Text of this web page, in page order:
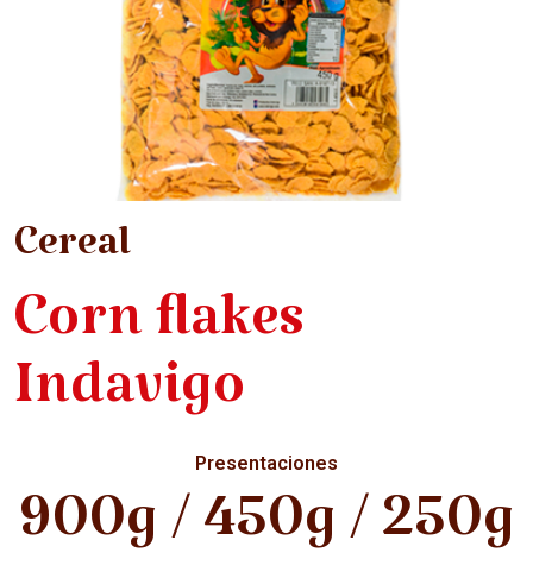
Cereal
Corn flakes
Indavigo
Presentaciones
900g / 450g / 250g